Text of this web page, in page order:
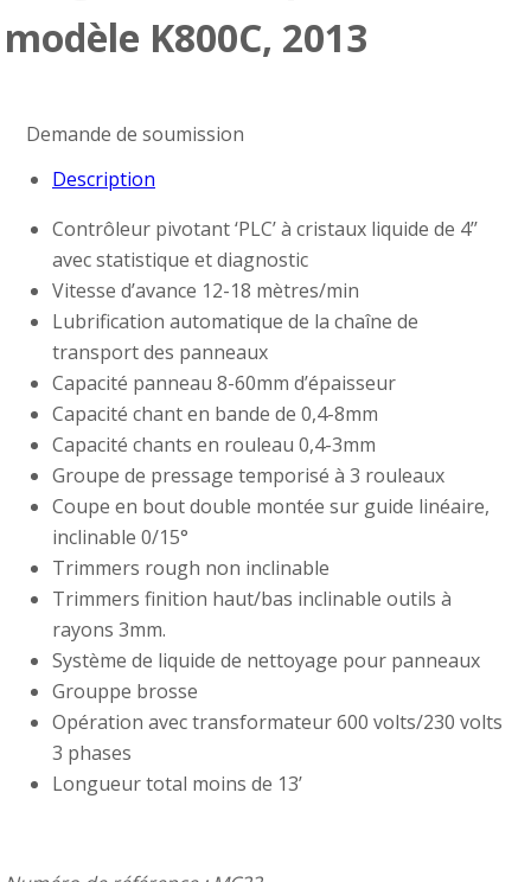
modèle K800C, 2013
Demande de soumission
Description
Contrôleur pivotant ‘PLC’ à cristaux liquide de 4’’
avec statistique et diagnostic
Vitesse d’avance 12-18 mètres/min
Lubrification automatique de la chaîne de
transport des panneaux
Capacité panneau 8-60mm d’épaisseur
Capacité chant en bande de 0,4-8mm
Capacité chants en rouleau 0,4-3mm
Groupe de pressage temporisé à 3 rouleaux
Coupe en bout double montée sur guide linéaire,
inclinable 0/15°
Trimmers rough non inclinable
Trimmers finition haut/bas inclinable outils à
rayons 3mm.
Système de liquide de nettoyage pour panneaux
Grouppe brosse
Opération avec transformateur 600 volts/230 volts
3 phases
Longueur total moins de 13’